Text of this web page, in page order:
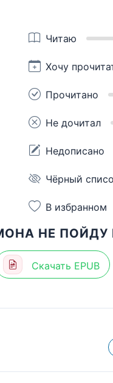
Читаю
Хочу
Прочитано
Не дочитал
Недописано
Чёрный
В избранном
НЕ ПОЙДУ
Скачать EPUB